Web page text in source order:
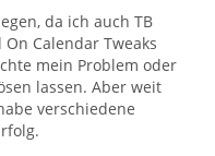
da ich auch TB
Calendar Tweaks
mein Problem oder
lassen. Aber weit
verschiedene